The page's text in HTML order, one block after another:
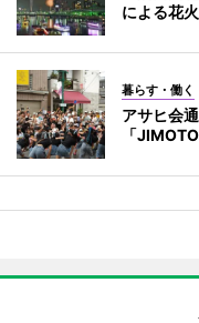
による花
暮らす・働く
アサヒ会
「